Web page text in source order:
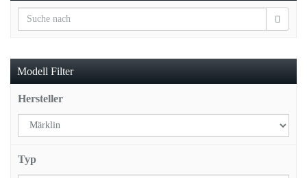
Modell Filter
Hersteller
Typ